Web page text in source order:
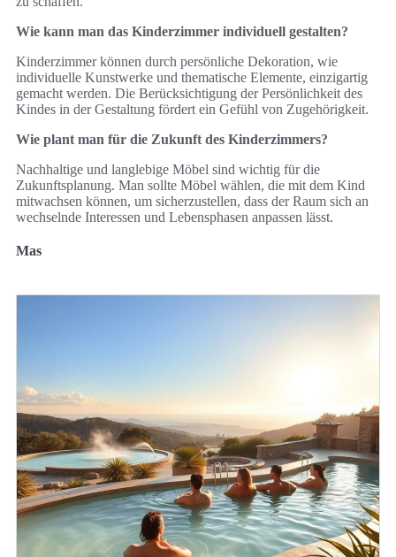
Wie kann man das Kinderzimmer individuell gestalten?
Kinderzimmer können durch persönliche Dekoration, wie
individuelle Kunstwerke und thematische Elemente, einzigartig
gemacht werden. Die Berücksichtigung der Persönlichkeit des
Kindes in der Gestaltung fördert ein Gefühl von Zugehörigkeit.
Wie plant man für die Zukunft des Kinderzimmers?
Nachhaltige und langlebige Möbel sind wichtig für die
Zukunftsplanung. Man sollte Möbel wählen, die mit dem Kind
mitwachsen können, um sicherzustellen, dass der Raum sich an
wechselnde Interessen und Lebensphasen anpassen lässt.
Mas